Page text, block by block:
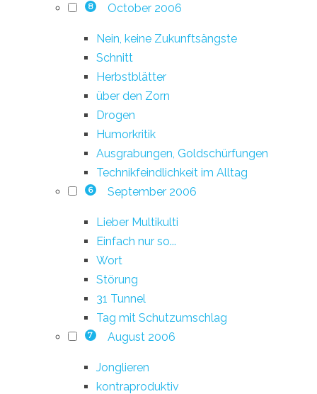
8 October 2006
Nein, keine Zukunftsängste
Schnitt
Herbstblätter
über den Zorn
Drogen
Humorkritik
Ausgrabungen, Goldschürfungen
Technikfeindlichkeit im Alltag
6 September 2006
Lieber Multikulti
Einfach nur so...
Wort
Störung
31 Tunnel
Tag mit Schutzumschlag
7 August 2006
Jonglieren
kontraproduktiv